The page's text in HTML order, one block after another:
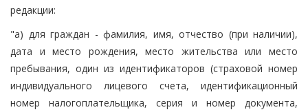
редакции:
"а) для граждан - фамилия, имя, отчество (при наличии),
дата и место рождения, место жительства или место
пребывания, один из идентификаторов (страховой номер
индивидуального лицевого счета, идентификационный
номер налогоплательщика, серия и номер документа,